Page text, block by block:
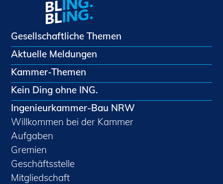
Fachlisten
Bauherren-ABC
Informationen für Schülerinnen,
Schüler und Studierende
Projekte für Schülerinnen und Schüler
START.ING. Das Studierenden Praxis-
Programm
Wissenswertes für Studierende
Wettbewerbe für Studierende
BLING.BLING.
Kammer Newsletter
Presse
Gesellschaftliche Themen
Aktuelle Meldungen
Kammer-Themen
Kein Ding ohne ING.
Ingenieurkammer-Bau NRW
Willkommen bei der Kammer
Aufgaben
Gremien
Geschäftsstelle
Mitgliedschaft